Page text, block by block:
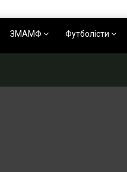
ЗМАМФ Футболісти